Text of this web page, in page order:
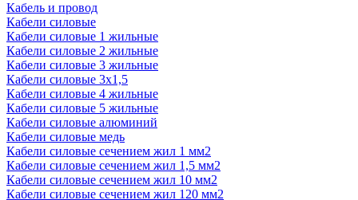
Кабель и провод
Кабели силовые
Кабели силовые 1 жильные
Кабели силовые 2 жильные
Кабели силовые 3 жильные
Кабели силовые 3х1,5
Кабели силовые 4 жильные
Кабели силовые 5 жильные
Кабели силовые алюминий
Кабели силовые медь
Кабели силовые сечением жил 1 мм2
Кабели силовые сечением жил 1,5 мм2
Кабели силовые сечением жил 10 мм2
Кабели силовые сечением жил 120 мм2